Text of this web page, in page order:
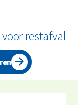
deels
van manuele en
restafval